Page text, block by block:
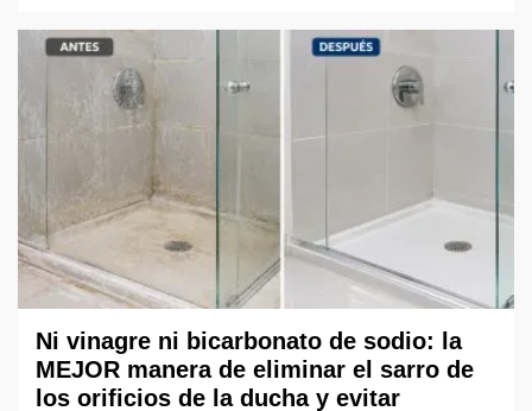
Ni vinagre ni bicarbonato de sodio: la
MEJOR manera de eliminar el sarro de
los orificios de la ducha y evitar